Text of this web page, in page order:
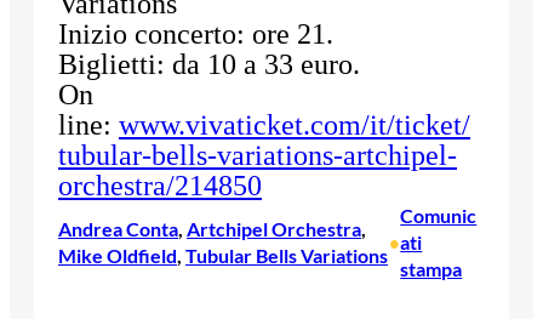
Inizio concerto: ore 21.
Biglietti: da 10 a 33 euro.
On
line: www.vivaticket.com/it/ticket/
tubular-bells-variations-artchipel-
orchestra/214850
Andrea Conta, Artchipel Orchestra
Mike Oldfield, Tubular Bells Variations
•
Comunic
ati
stampa